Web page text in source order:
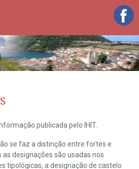
publicada pelo IHIT.
se faz a distinção entre fortes e
designações são usadas nos
tipológicas, a designação de castelo